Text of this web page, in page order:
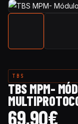
TBS
TBS MPM-
69,90€